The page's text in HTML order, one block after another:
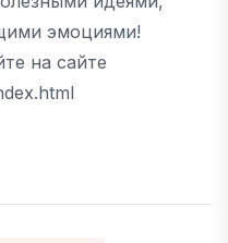
эмоциями!
на сайте